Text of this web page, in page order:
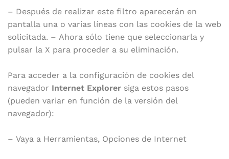
– Después de realizar este filtro aparecerán en
pantalla una o varias líneas con las cookies de la web
solicitada. – Ahora sólo tiene que seleccionarla y
pulsar la X para proceder a su eliminación.
Para acceder a la configuración de cookies del
navegador Internet Explorer siga estos pasos
(pueden variar en función de la versión del
navegador):
– Vaya a Herramientas, Opciones de Internet